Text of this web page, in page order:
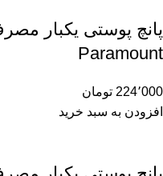
Paramount
224٬000 تومان
افزودن به سبد خرید